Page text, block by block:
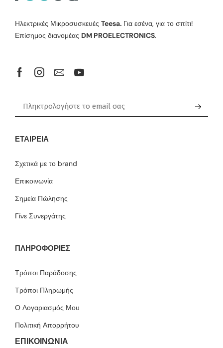
Ηλεκτρικές Μικροσυσκευές Teesa. Για εσένα, για το σπίτι!
Επίσημος διανομέας DM PROELECTRONICS.
ΕΤΑΙΡΕΊΑ
Σχετικά με το brand
Επικοινωνία
Σημεία Πώλησης
Γίνε Συνεργάτης
ΠΛΗΡΟΦΟΡΙΕΣ
Τρόποι Παράδοσης
Τρόποι Πληρωμής
Ο Λογαριασμός Μου
Πολιτική Απορρήτου
ΕΠΙΚΟΙΝΩΝΙΑ